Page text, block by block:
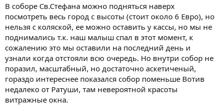
В соборе Св.Стефана можно подняться наверх
посмотреть весь город с высоты (стоит около 6 Евро), но
нельзя с коляской, ее можно оставить у кассы, но мы не
поднимались т.к. наш малыш спал в этот момент, к
сожалению это мы оставили на последний день и
узнали когда отстояли всю очередь. Но внутри собор не
поразил, масштабный, но достаточно аскетиченый,
гораздо интереснее показался собор поменьше Вотив
недалеко от Ратуши, там невероятной красоты
витражные окна.